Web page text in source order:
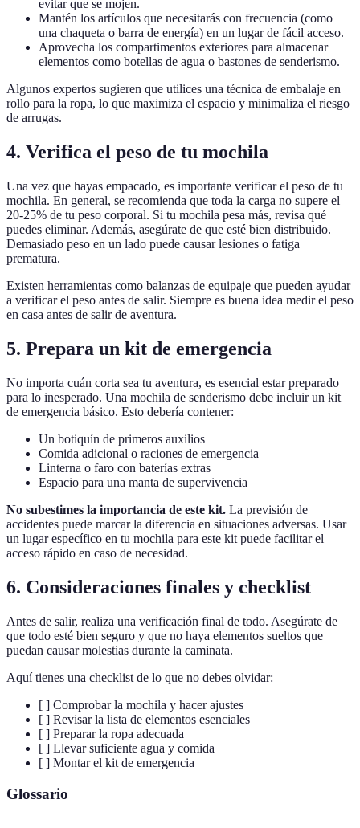
evitar que se mojen.
Mantén los artículos que necesitarás con frecuencia (como
una chaqueta o barra de energía) en un lugar de fácil acceso.
Aprovecha los compartimentos exteriores para almacenar
elementos como botellas de agua o bastones de senderismo.
Algunos expertos sugieren que utilices una técnica de embalaje en
rollo para la ropa, lo que maximiza el espacio y minimaliza el riesgo
de arrugas.
4. Verifica el peso de tu mochila
Una vez que hayas empacado, es importante verificar el peso de tu
mochila. En general, se recomienda que toda la carga no supere el
20-25% de tu peso corporal. Si tu mochila pesa más, revisa qué
puedes eliminar. Además, asegúrate de que esté bien distribuido.
Demasiado peso en un lado puede causar lesiones o fatiga
prematura.
Existen herramientas como balanzas de equipaje que pueden ayudar
a verificar el peso antes de salir. Siempre es buena idea medir el peso
en casa antes de salir de aventura.
5. Prepara un kit de emergencia
No importa cuán corta sea tu aventura, es esencial estar preparado
para lo inesperado. Una mochila de senderismo debe incluir un kit
de emergencia básico. Esto debería contener:
Un botiquín de primeros auxilios
Comida adicional o raciones de emergencia
Linterna o faro con baterías extras
Espacio para una manta de supervivencia
No subestimes la importancia de este kit. La previsión de
accidentes puede marcar la diferencia en situaciones adversas. Usar
un lugar específico en tu mochila para este kit puede facilitar el
acceso rápido en caso de necesidad.
6. Consideraciones finales y checklist
Antes de salir, realiza una verificación final de todo. Asegúrate de
que todo esté bien seguro y que no haya elementos sueltos que
puedan causar molestias durante la caminata.
Aquí tienes una checklist de lo que no debes olvidar:
[ ] Comprobar la mochila y hacer ajustes
[ ] Revisar la lista de elementos esenciales
[ ] Preparar la ropa adecuada
[ ] Llevar suficiente agua y comida
[ ] Montar el kit de emergencia
Glossario